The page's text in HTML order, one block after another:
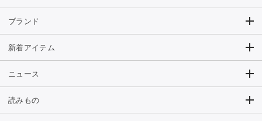
ブランド
新着アイテム
ニュース
読みもの